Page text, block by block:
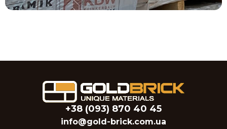
+38 (093) 870 40 45
info@gold-brick.com.ua